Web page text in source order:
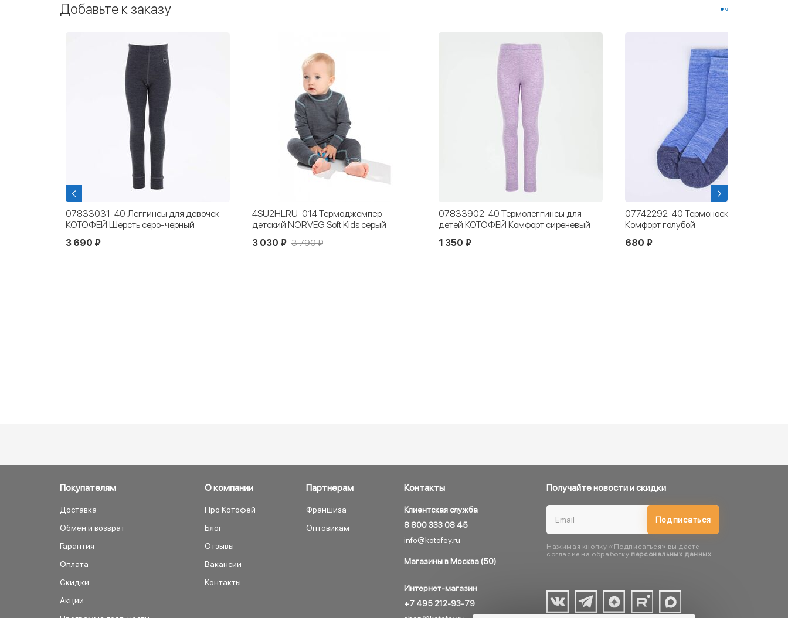
Добавьте к заказу
07833031-40 Леггинсы для девочек
КОТОФЕЙ Шерсть серо-черный
3 690 ₽
4SU2HLRU-014 Термоджемпер
детский NORVEG Soft Kids серый
3 030 ₽ 3 790 ₽
07833902-40 Термолеггинсы для
детей КОТОФЕЙ Комфорт сиреневый
1 350 ₽
07742292-40 Термоноски Котофей
Комфорт голубой
680 ₽
Покупателям
Доставка
Обмен и возврат
Гарантия
Оплата
Скидки
Акции
О компании
Про Котофей
Блог
Отзывы
Вакансии
Контакты
Партнерам
Франшиза
Оптовикам
Контакты
Клиентская служба
8 800 333 08 45
info@kotofey.ru
Магазины в Москва (50)
Интернет-магазин
+7 495 212-93-79
Получайте новости и скидки
Подписаться
Нажимая кнопку «Подписаться» вы даете
согласие на обработку персональных данных